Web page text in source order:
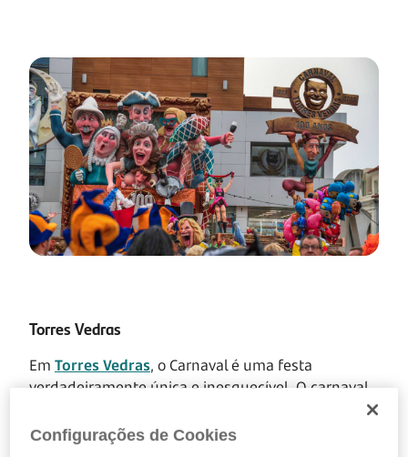
Torres Vedras
Em Torres Vedras, o Carnaval é uma festa
verdadeiramente única e inesquecível. O carnaval
registadas queixas sobre brincadeiras de entrudo
Configurações de Cookies